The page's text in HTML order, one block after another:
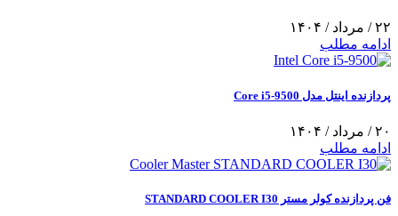
۲۲ / مرداد / ۱۴۰۴
ادامه مطلب
پردازنده اینتل مدل Core i5-9500
۲۰ / مرداد / ۱۴۰۴
ادامه مطلب
فن پردازنده کولر مستر STANDARD COOLER I30